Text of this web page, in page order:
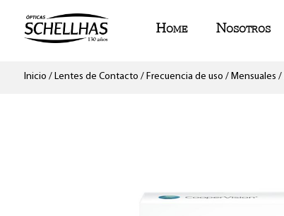
Home Nosotros
Inicio / Lentes de Contacto / Frecuencia de uso / Mensuales /